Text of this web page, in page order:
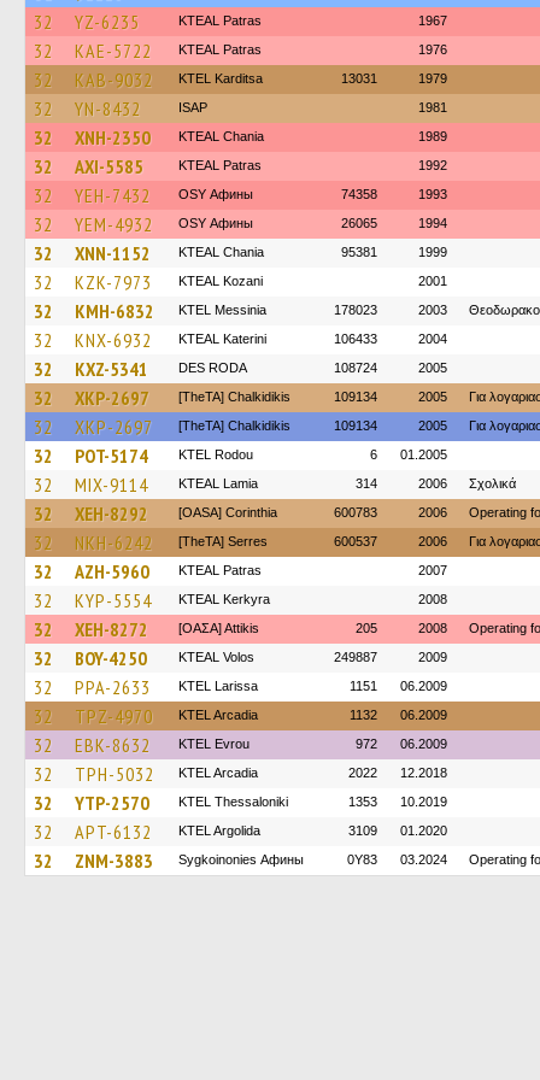
32
YZ-6235 KTEAL Patras 1967
32 KAE-5722 KTEAL Patras 1976
32 KAB-9032 ΚΤΕL Karditsa 13031 1979
32 YN-8432 ISAP 1981
32 XNH-2350 KTEAL Chania 1989
32 AXI-5585 KTEAL Patras 1992
32 YEH-7432 OSY Афины 74358 1993
32 YEM-4932 OSY Афины 26065 1994
32 XNN-1152 KTEAL Chania 95381 1999
32 KZK-7973 KTEAL Kozani 2001
32 KMH-6832 KTEL Messinia 178023 2003
32 KNX-6932 KTEAL Katerini 106433 2004
32 KXZ-5341 DES RODA 108724 2005
32 XKP-2697 [TheTA] Chalkidikis 109134 2005 Για
32 XKP-2697 [TheTA] Chalkidikis 109134 2005 Για
32 POT-5174 ΚΤΕL Rodou 6 01.2005
32 MIX-9114 KTEAL Lamia 314 2006 Σχολικά
32 XEH-8292 [OASA] Corinthia 600783 2006 Operating
32 NKH-6242 [TheTA] Serres 600537 2006 Για
32 AZH-5960 KTEAL Patras 2007
32 KYP-5554 KTEAL Kerkyra 2008
32 XEH-8272 [ΟΑΣΑ] Αttikis 205 2008 Operating
32 BOY-4250 KTEAL Volos 249887 2009
32 PPA-2633 KTEL Larissa 1151 06.2009
32 TPZ-4970 KTEL Arcadia 1132 06.2009
32 EBK-8632 KTEL Evrou 972 06.2009
32 TPH-5032 KTEL Arcadia 2022 12.2018
32 YTP-2570 KTEL Thessaloniki 1353 10.2019
32 APT-6132 KTEL Argolida 3109 01.2020
32 ZNM-3883 Sygkoinonies Афины 0Y83 03.2024 Operating